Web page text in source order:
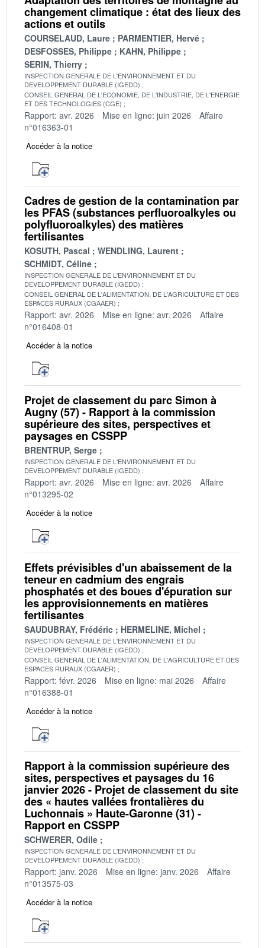
changement climatique : état des lieux des
actions et outils
COURSELAUD, Laure
PARMENTIER, Hervé
DESFOSSES, Philippe
KAHN, Philippe
SERIN, Thierry
INSPECTION GENERALE DE L'ENVIRONNEMENT ET DU
DEVELOPPEMENT DURABLE (IGEDD)
CONSEIL GENERAL DE L'ECONOMIE, DE L'INDUSTRIE, DE L'ENERGIE
ET DES TECHNOLOGIES (CGE)
Rapport: avr. 2026 Mise en ligne: juin 2026
Affaire
n°016363-01
Accéder à la notice
Cadres de gestion de la contamination par
les PFAS (substances perfluoroalkyles ou
polyfluoroalkyles) des matières
fertilisantes
KOSUTH, Pascal
WENDLING, Laurent
SCHMIDT, Céline
INSPECTION GENERALE DE L'ENVIRONNEMENT ET DU
DEVELOPPEMENT DURABLE (IGEDD)
CONSEIL GENERAL DE L'ALIMENTATION, DE L'AGRICULTURE ET DES
ESPACES RURAUX (CGAAER)
Rapport: avr. 2026 Mise en ligne: avr. 2026
Affaire
n°016408-01
Accéder à la notice
Projet de classement du parc Simon à
Augny (57) - Rapport à la commission
supérieure des sites, perspectives et
paysages en CSSPP
BRENTRUP, Serge
INSPECTION GENERALE DE L'ENVIRONNEMENT ET DU
DEVELOPPEMENT DURABLE (IGEDD)
Rapport: avr. 2026 Mise en ligne: avr. 2026
Affaire
n°013295-02
Accéder à la notice
Effets prévisibles d'un abaissement de la
teneur en cadmium des engrais
phosphatés et des boues d'épuration sur
les approvisionnements en matières
fertilisantes
SAUDUBRAY, Frédéric HERMELINE, Michel
INSPECTION GENERALE DE L'ENVIRONNEMENT ET DU
DEVELOPPEMENT DURABLE (IGEDD)
CONSEIL GENERAL DE L'ALIMENTATION, DE L'AGRICULTURE ET DES
ESPACES RURAUX (CGAAER)
Rapport: févr. 2026 Mise en ligne: mai 2026
Affaire
n°016388-01
Accéder à la notice
Rapport à la commission supérieure des
sites, perspectives et paysages du 16
janvier 2026 - Projet de classement du site
des « hautes vallées frontalières du
Luchonnais » Haute-Garonne (31) -
Rapport en CSSPP
SCHWERER, Odile
INSPECTION GENERALE DE L'ENVIRONNEMENT ET DU
DEVELOPPEMENT DURABLE (IGEDD)
Rapport: janv. 2026 Mise en ligne: janv. 2026
Affaire
n°013575-03
Accéder à la notice